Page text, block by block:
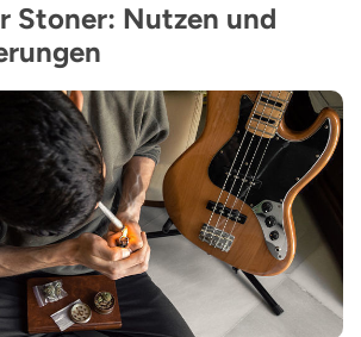
Stoner: Nutzen und